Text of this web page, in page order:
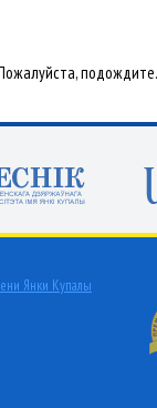
подождите.
Янки Купалы